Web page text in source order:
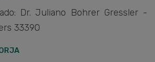
Dr. Juliano Bohrer Gressler -
33390